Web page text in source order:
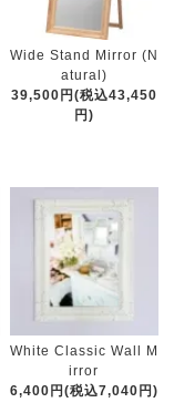
Wide Stand Mirror (N
atural)
39,500円(税込43,450
円)
White Classic Wall M
irror
6,400円(税込7,040円)